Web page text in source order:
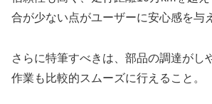
合が少ない点がユーザーに安心感を与
さらに特筆すべきは、部品の調達がし
作業も比較的スムーズに行えること。